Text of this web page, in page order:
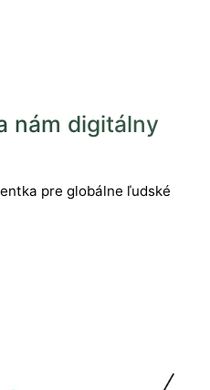
nám digitálny
pre globálne ľudské